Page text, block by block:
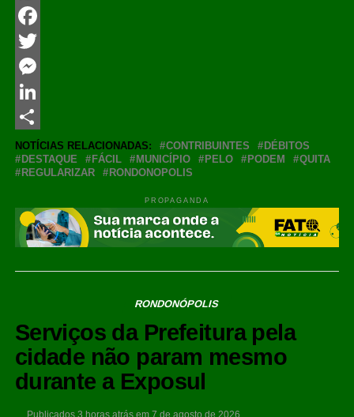
WhatsApp
Facebook
Twitter
Messenger
LinkedIn
Share
NOTÍCIAS RELACIONADAS: CONTRIBUINTES
DÉBITOS
DESTAQUE
FÁCIL MUNICÍPIO PELO PODEM
QUITA
REGULARIZAR
RONDONOPOLIS
PROPAGANDA
RONDONÓPOLIS
Serviços da Prefeitura pela
cidade não param mesmo
durante a Exposul